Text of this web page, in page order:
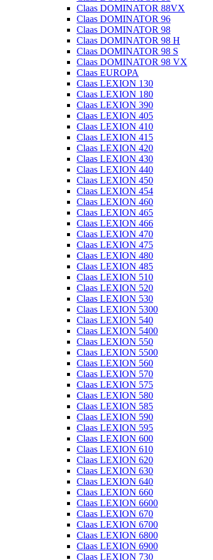
Claas DOMINATOR 88VX
Claas DOMINATOR 96
Claas DOMINATOR 98
Claas DOMINATOR 98 H
Claas DOMINATOR 98 S
Claas DOMINATOR 98 VX
Claas EUROPA
Claas LEXION 130
Claas LEXION 180
Claas LEXION 390
Claas LEXION 405
Claas LEXION 410
Claas LEXION 415
Claas LEXION 420
Claas LEXION 430
Claas LEXION 440
Claas LEXION 450
Claas LEXION 454
Claas LEXION 460
Claas LEXION 465
Claas LEXION 466
Claas LEXION 470
Claas LEXION 475
Claas LEXION 480
Claas LEXION 485
Claas LEXION 510
Claas LEXION 520
Claas LEXION 530
Claas LEXION 5300
Claas LEXION 540
Claas LEXION 5400
Claas LEXION 550
Claas LEXION 5500
Claas LEXION 560
Claas LEXION 570
Claas LEXION 575
Claas LEXION 580
Claas LEXION 585
Claas LEXION 590
Claas LEXION 595
Claas LEXION 600
Claas LEXION 610
Claas LEXION 620
Claas LEXION 630
Claas LEXION 640
Claas LEXION 660
Claas LEXION 6600
Claas LEXION 670
Claas LEXION 6700
Claas LEXION 6800
Claas LEXION 6900
Claas LEXION 730